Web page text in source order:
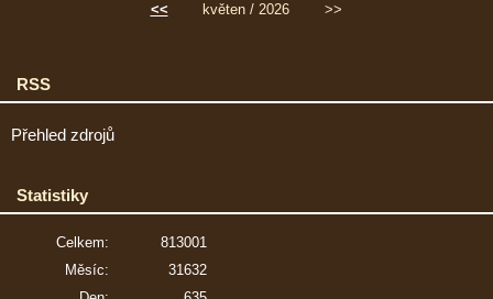
<< květen / 2026 >>
RSS
Přehled zdrojů
Statistiky
Celkem:
813001
Měsíc:
31632